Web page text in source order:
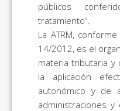
públicos
tratamiento”.
La ATRM,
14/2012, es el
materia tributaria y
la aplicación
autonómico y de
administraciones